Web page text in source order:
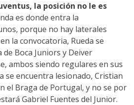
la posición no le es
es donde entra la
porque no hay laterales
la convocatoria, Rueda se
Boca Juniors y Deiver
ambos siendo regulares en sus
se encuentra lesionado, Cristian
el Braga de Portugal, y no se por
Gabriel Fuentes del Junior.